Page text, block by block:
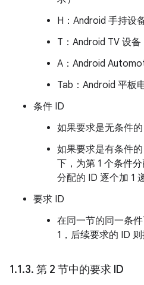
H：Android 手持设
T：Android TV 设备
A：Android
Tab：Android 平板
条件 ID
如果要求是无条件
如果要求是有条件
下，为第 1 个条件
分配的 ID 逐个加 1
要求 ID
在同一节的同一条
1，后续要求的 ID 则
1.1.3. 第 2 节中的要求 ID